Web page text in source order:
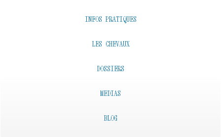
INFOS PRATIQUES
LES CHEVAUX
DOSSIERS
MEDIAS
BLOG